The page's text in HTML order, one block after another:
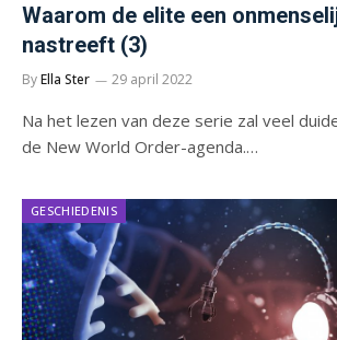
Waarom de elite een
nastreeft (3)
ByElla Ster 29 april 2022
Na het lezen van deze serie zal veel
de New World Order-agenda.…
GESCHIEDENIS